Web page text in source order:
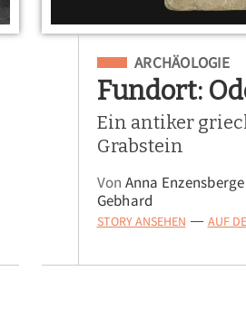
Eingeordnet unter
ARCHÄOLOGIE
Fundort:
Ein antiker
Grabstein
Von Anna
Gebhard
STORY ANSEHEN — AUF